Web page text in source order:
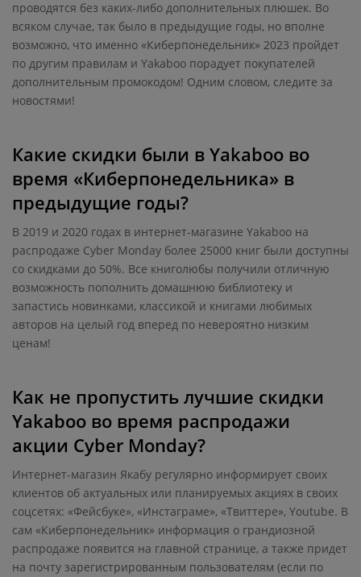
проводятся без каких-либо дополнительных плюшек. Во
всяком случае, так было в предыдущие годы, но вполне
возможно, что именно «Киберпонедельник» 2023 пройдет
по другим правилам и Yakaboo порадует покупателей
дополнительным промокодом! Одним словом, следите за
новостями!
Какие скидки были в Yakaboo во
время «Киберпонедельника» в
предыдущие годы?
В 2019 и 2020 годах в интернет-магазине Yakaboo на
распродаже Cyber Monday более 25000 книг были доступны
со скидками до 50%. Все книголюбы получили отличную
возможность пополнить домашнюю библиотеку и
запастись новинками, классикой и книгами любимых
авторов на целый год вперед по невероятно низким
ценам!
Как не пропустить лучшие скидки
Yakaboo во время распродажи
акции Cyber Monday?
Интернет-магазин Якабу регулярно информирует своих
клиентов об актуальных или планируемых акциях в своих
соцсетях: «Фейсбуке», «Инстаграме», «Твиттере», Youtube. В
сам «Киберпонедельник» информация о грандиозной
распродаже появится на главной странице, а также придет
на почту зарегистрированным пользователям (если по